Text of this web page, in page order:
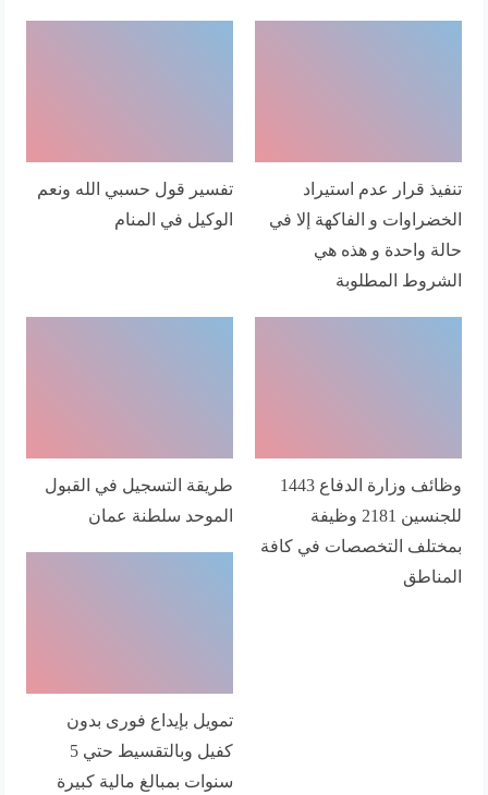
تنفيذ قرار عدم استيراد
الخضراوات و الفاكهة إلا في
حالة واحدة و هذه هي
الشروط المطلوبة
تفسير قول حسبي الله ونعم
الوكيل في المنام
وظائف وزارة الدفاع 1443
للجنسين 2181 وظيفة
بمختلف التخصصات في كافة
المناطق
طريقة التسجيل في القبول
الموحد سلطنة عمان
تمويل بإيداع فورى بدون
كفيل وبالتقسيط حتي 5
سنوات بمبالغ مالية كبيرة